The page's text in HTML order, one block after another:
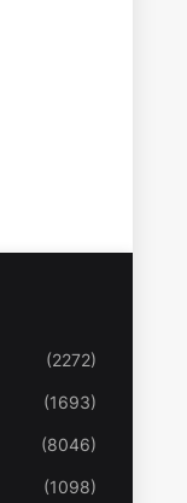
(2272)
(1693)
(8046)
(1098)